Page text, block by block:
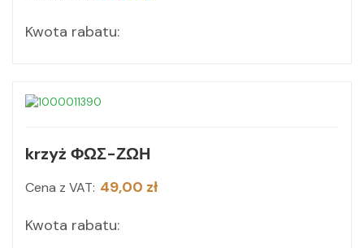
Kwota rabatu:
krzyż ΦΩΣ-ΖΩΗ
Cena z VAT: 49,00 zł
Kwota rabatu: